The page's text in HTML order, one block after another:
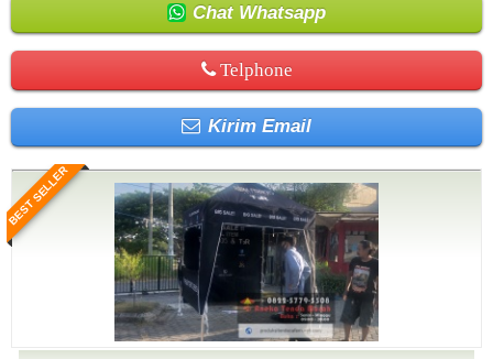
Chat Whatsapp
Telphone
Kirim Email
BEST SELLER